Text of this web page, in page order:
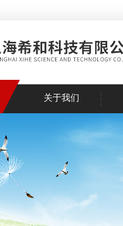
关于我们